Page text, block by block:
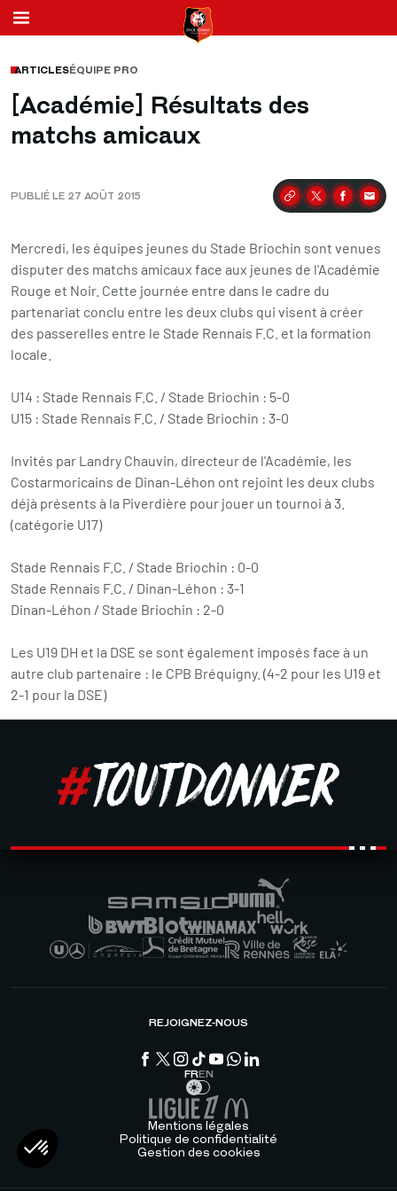
ARTICLESÉQUIPE PRO
[Académie] Résultats des
matchs amicaux
PUBLIÉ LE 27 AOÛT 2015 Partager
Mercredi, les équipes jeunes du Stade Briochin sont venues
disputer des matchs amicaux face aux jeunes de l'Académie
Rouge et Noir. Cette journée entre dans le cadre du
partenariat conclu entre les deux clubs qui visent à créer
des passerelles entre le Stade Rennais F.C. et la formation
locale.
U14 : Stade Rennais F.C. / Stade Briochin : 5-0
U15 : Stade Rennais F.C. / Stade Briochin : 3-0
Invités par Landry Chauvin, directeur de l'Académie, les
Costarmoricains de Dinan-Léhon ont rejoint les deux clubs
déjà présents à la Piverdière pour jouer un tournoi à 3.
(catégorie U17)
Stade Rennais F.C. / Stade Briochin : 0-0
Stade Rennais F.C. / Dinan-Léhon : 3-1
Dinan-Léhon / Stade Briochin : 2-0
Les U19 DH et la DSE se sont également imposés face à un
autre club partenaire : le CPB Bréquigny. (4-2 pour les U19 et
2-1 pour la DSE)
REJOIGNEZ-NOUS
FREN
Mentions légales
Politique de confidentialité
Gestion des cookies